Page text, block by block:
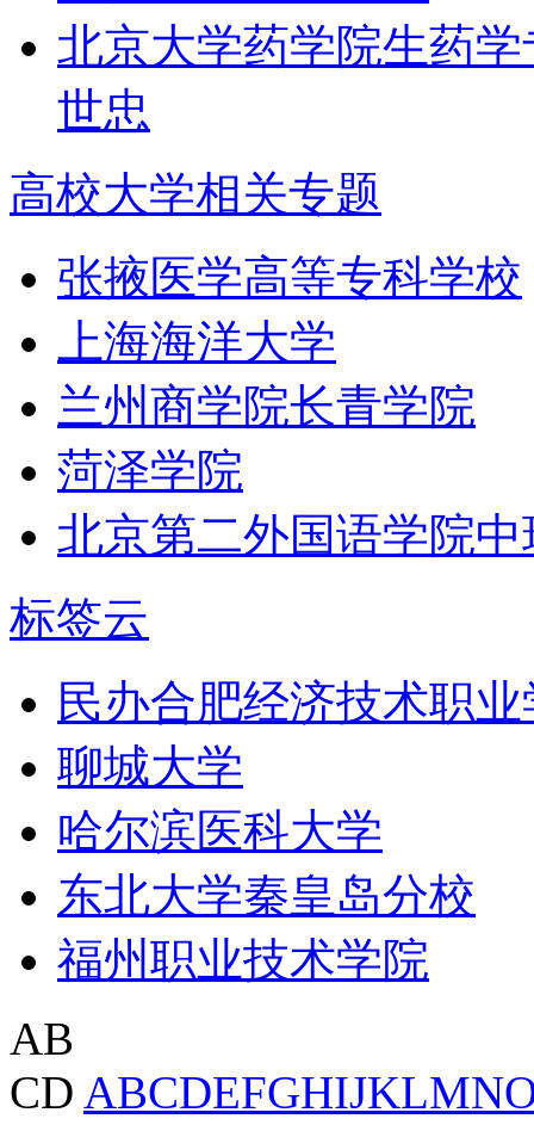
北京大学药学院生药
世忠
高校大学相关专题
张掖医学高等专科学校
上海海洋大学
兰州商学院长青学院
菏泽学院
北京第二外国语学院
标签云
民办合肥经济技术职
聊城大学
哈尔滨医科大学
东北大学秦皇岛分校
福州职业技术学院
AB
CD ABCDEFGHIJKLMN